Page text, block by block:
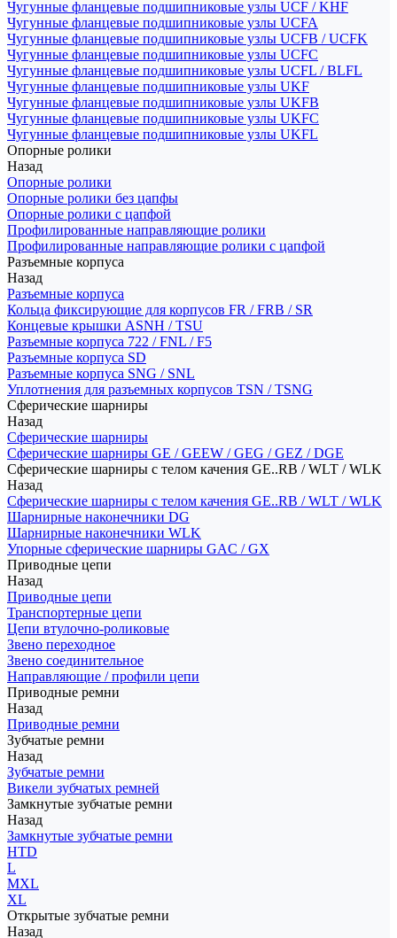
Чугунные фланцевые подшипниковые узлы UCF / KHF
Чугунные фланцевые подшипниковые узлы UCFA
Чугунные фланцевые подшипниковые узлы UCFB / UCFK
Чугунные фланцевые подшипниковые узлы UCFC
Чугунные фланцевые подшипниковые узлы UCFL / BLFL
Чугунные фланцевые подшипниковые узлы UKF
Чугунные фланцевые подшипниковые узлы UKFB
Чугунные фланцевые подшипниковые узлы UKFC
Чугунные фланцевые подшипниковые узлы UKFL
Опорные ролики
Назад
Опорные ролики
Опорные ролики без цапфы
Опорные ролики с цапфой
Профилированные направляющие ролики
Профилированные направляющие ролики с цапфой
Разъемные корпуса
Назад
Разъемные корпуса
Кольца фиксирующие для корпусов FR / FRB / SR
Концевые крышки ASNH / TSU
Разъемные корпуса 722 / FNL / F5
Разъемные корпуса SD
Разъемные корпуса SNG / SNL
Уплотнения для разъемных корпусов TSN / TSNG
Сферические шарниры
Назад
Сферические шарниры
Сферические шарниры GE / GEEW / GEG / GEZ / DGE
Сферические шарниры с телом качения GE..RB / WLT / WLK
Назад
Сферические шарниры с телом качения GE..RB / WLT / WLK
Шарнирные наконечники DG
Шарнирные наконечники WLK
Упорные сферические шарниры GAC / GX
Приводные цепи
Назад
Приводные цепи
Транспортерные цепи
Цепи втулочно-роликовые
Звено переходное
Звено соединительное
Направляющие / профили цепи
Приводные ремни
Назад
Приводные ремни
Зубчатые ремни
Назад
Зубчатые ремни
Викели зубчатых ремней
Замкнутые зубчатые ремни
Назад
Замкнутые зубчатые ремни
HTD
L
MXL
XL
Открытые зубчатые ремни
Назад